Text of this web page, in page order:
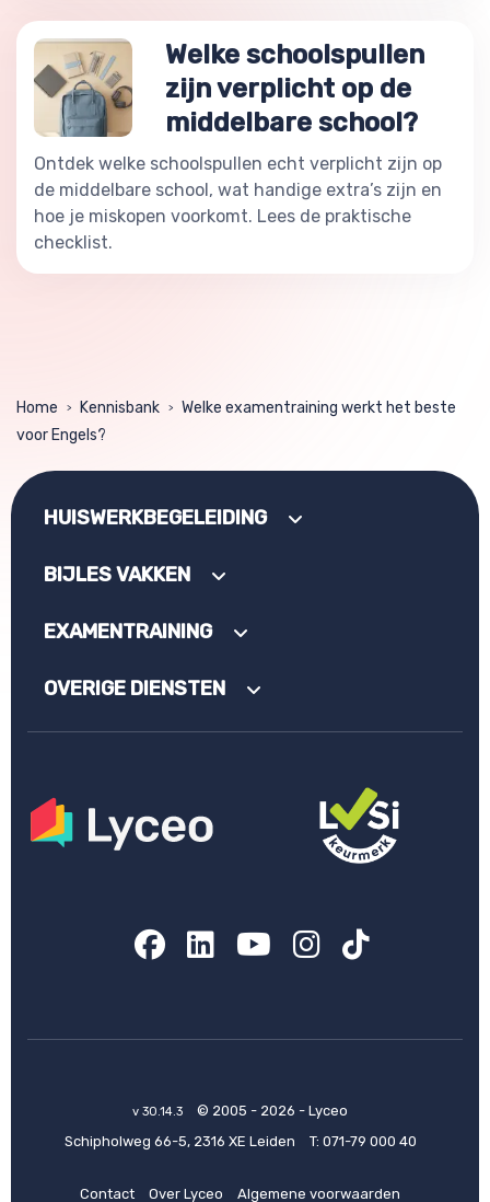
Welke schoolspullen
zijn verplicht op de
middelbare school?
Ontdek welke schoolspullen echt verplicht zijn op
de middelbare school, wat handige extra’s zijn en
hoe je miskopen voorkomt. Lees de praktische
checklist.
Home > Kennisbank >
Welke examentraining werkt het beste
voor Engels?
HUISWERKBEGELEIDING
BIJLES VAKKEN
EXAMENTRAINING
OVERIGE DIENSTEN
Facebook
LinkedIn
YouTube
Instagram
TikTok
v 30.14.3
© 2005 - 2026 - Lyceo
Schipholweg 66-5, 2316 XE Leiden
T: 071-79 000 40
Contact Over Lyceo Algemene voorwaarden